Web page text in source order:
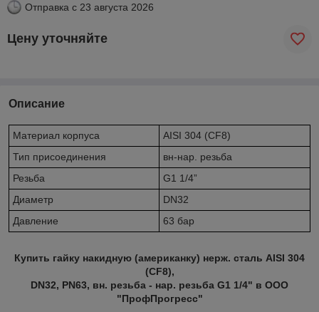
Отправка с 23 августа 2026
Цену уточняйте
Описание
Материал корпуса
AISI 304 (CF8)
Тип присоединения
вн-нар. резьба
Резьба
G1 1/4”
Диаметр
DN32
Давление
63 бар
Купить гайку накидную (американку) нерж. сталь AISI 304
(CF8),
DN32, PN63, вн. резьба - нар. резьба G1 1/4" в ООО
"ПрофПрогресс"